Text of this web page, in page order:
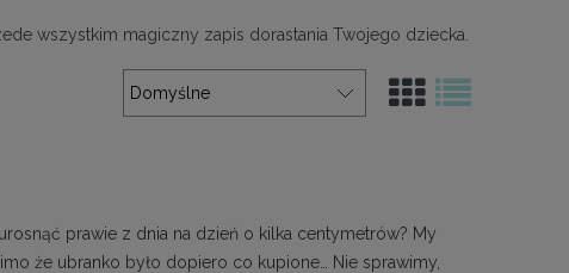
wszystkim magiczny zapis dorastania Twojego dziecka.
prawie z dnia na dzień o kilka centymetrów? My
że ubranko było dopiero co kupione… Nie sprawimy,